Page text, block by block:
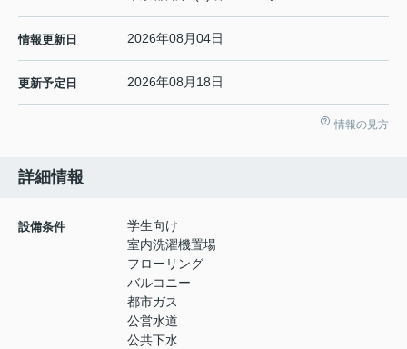
情報更新日 2026年08月04日
更新予定日 2026年08月18日
情報の見方
詳細情報
設備条件
学生向け
室内洗濯機置場
フローリング
バルコニー
都市ガス
公営水道
公共下水